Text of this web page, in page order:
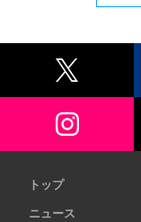
トップ
ニュース